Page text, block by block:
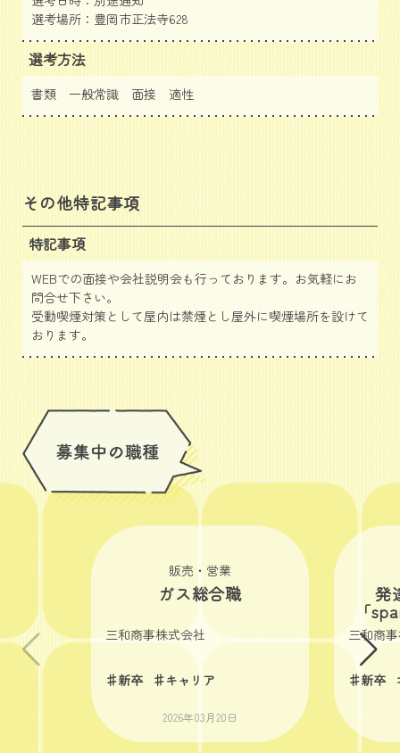
選考場所：豊岡市正法寺628
選考方法
書類 一般常識 面接 適性
その他特記事項
特記事項
WEBでの面接や会社説明会も行っております。お気軽にお
問合せ下さい。
受動喫煙対策として屋内は禁煙とし屋外に喫煙場所を設けて
おります。
販売・営業
ガス総合職
三和商事株式会社
♯新卒 ♯キャリア
2026年03月20日
発
「
三和商
♯新卒